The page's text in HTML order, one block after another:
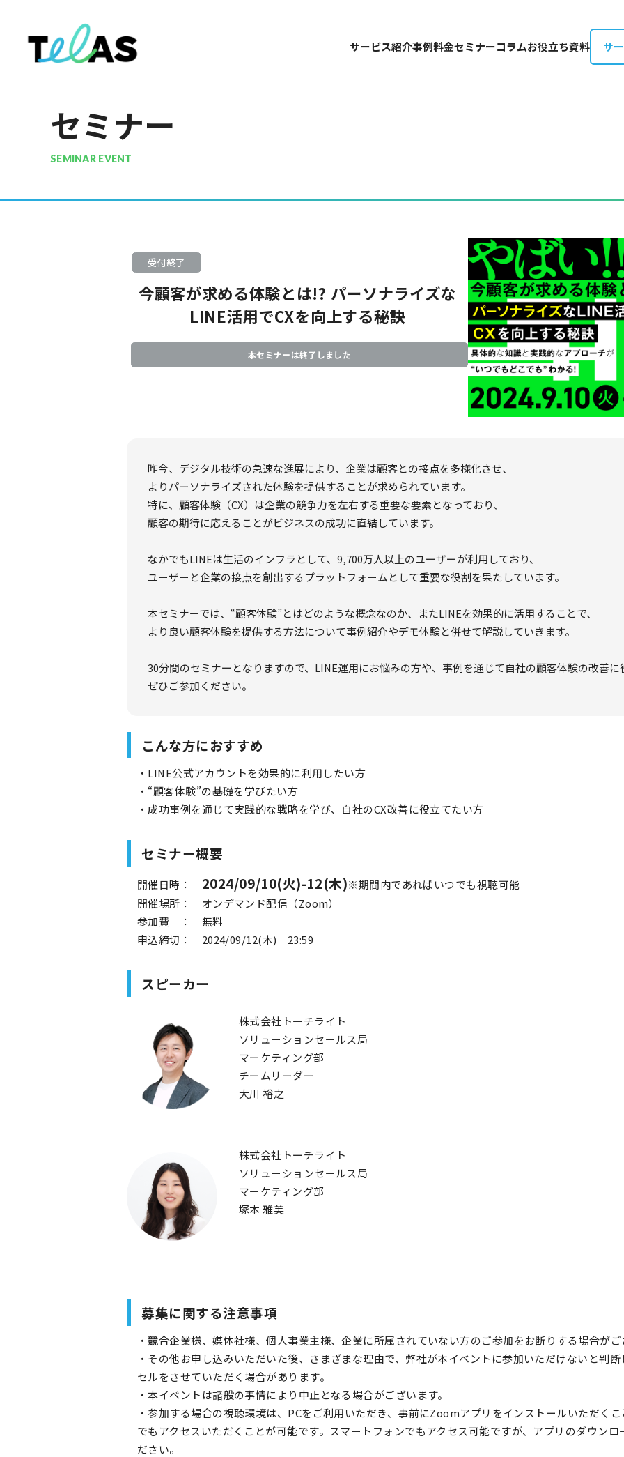
サービス紹介事例料金セミナーコラムお役立ち資料 サ
セミナー
SEMINAR EVENT
受付終了
今顧客が求める体験とは!? パーソナライズな
LINE活用でCXを向上する秘訣
本セミナーは終了しました
昨今、デジタル技術の急速な進展により、企業は顧客との接点を多様化させ、
よりパーソナライズされた体験を提供することが求められています。
特に、顧客体験（CX）は企業の競争力を左右する重要な要素となっており、
顧客の期待に応えることがビジネスの成功に直結しています。
なかでもLINEは生活のインフラとして、9,700万⼈以上のユーザーが利用しており、
ユーザーと企業の接点を創出するプラットフォームとして重要な役割を果たしています。
本セミナーでは、“顧客体験”とはどのような概念なのか、またLINEを効果的に活用することで、
より良い顧客体験を提供する方法について事例紹介やデモ体験と併せて解説していきます。
30分間のセミナーとなりますので、LINE運用にお悩みの方や、事例を通じて自社の顧客体験の改善に
ぜひご参加ください。
こんな方におすすめ
・LINE公式アカウントを効果的に利用したい方
・“顧客体験”の基礎を学びたい方
・成功事例を通じて実践的な戦略を学び、自社のCX改善に役立てたい方
セミナー概要
開催日時： 2024/09/10(火)-12(木)※期間内であればいつでも視聴可能
開催場所： オンデマンド配信（Zoom）
参加費 ： 無料
申込締切： 2024/09/12(木) 23:59
スピーカー
株式会社トーチライト
ソリューションセールス局
マーケティング部
チームリーダー
大川 裕之
株式会社トーチライト
ソリューションセールス局
マーケティング部
塚本 雅美
募集に関する注意事項
・競合企業様、媒体社様、個人事業主様、企業に所属されていない方のご参加をお断りする場合がご
・その他お申し込みいただいた後、さまざまな理由で、弊社が本イベントに参加いただけないと判
セルをさせていただく場合があります。
・本イベントは諸般の事情により中止となる場合がございます。
・参加する場合の視聴環境は、PCをご利用いただき、事前にZoomアプリをインストールいただく
でもアクセスいただくことが可能です。スマートフォンでもアクセス可能ですが、アプリのダウン
ださい。